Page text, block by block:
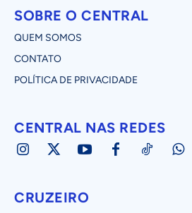
SOBRE O CENTRAL
QUEM SOMOS
CONTATO
POLÍTICA DE PRIVACIDADE
CENTRAL NAS REDES
CRUZEIRO